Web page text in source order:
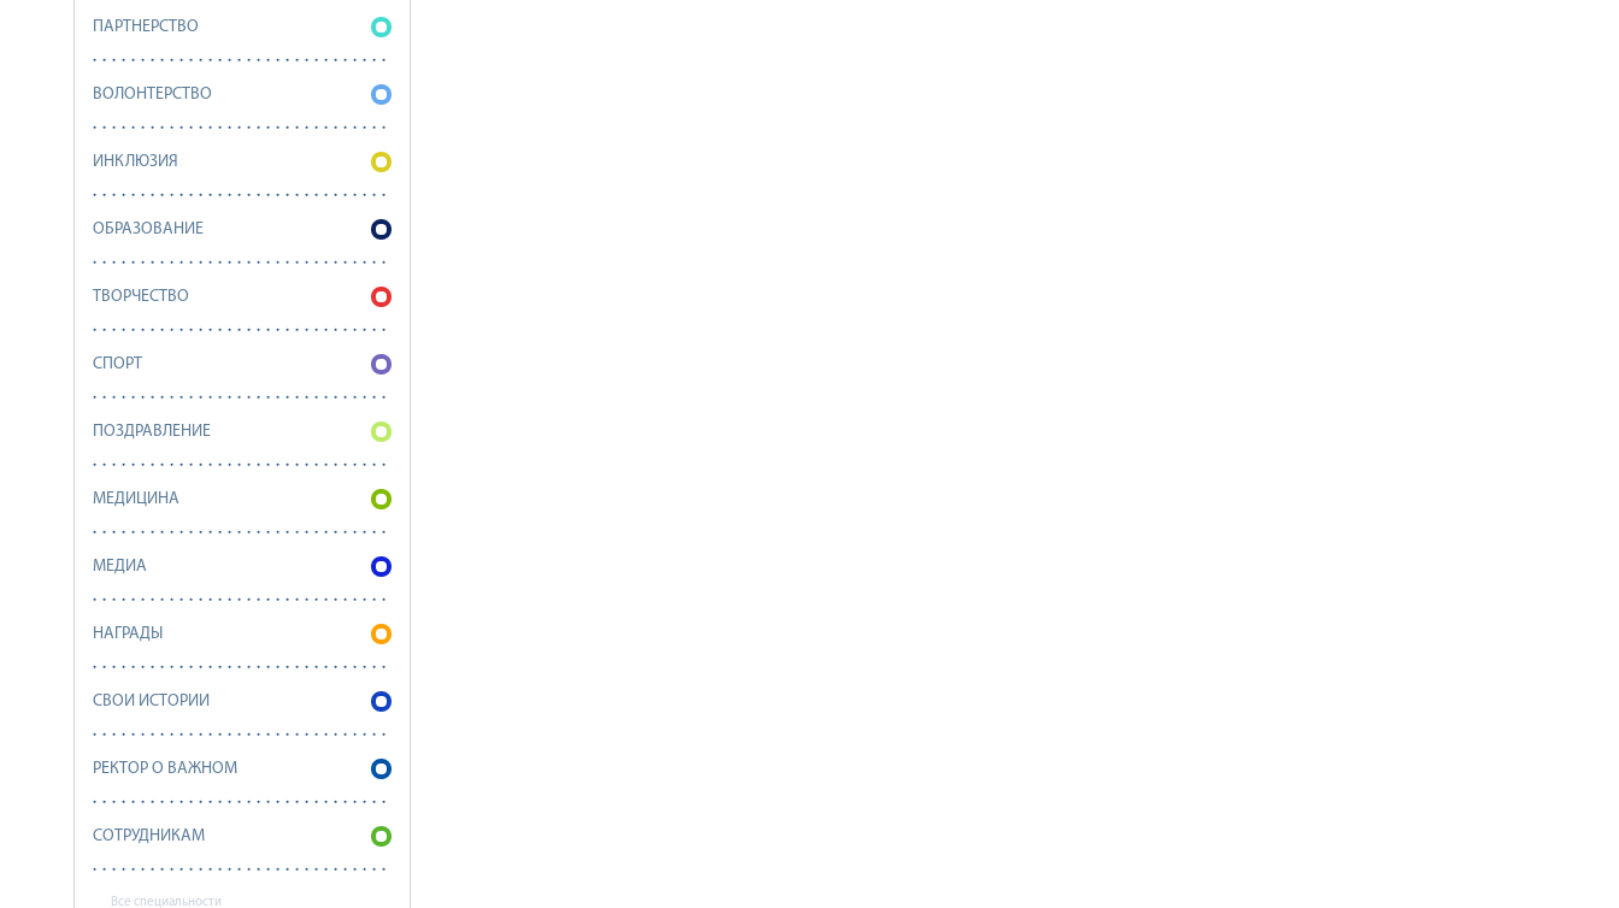
ПАРТНЕРСТВО
ВОЛОНТЕРСТВО
ИНКЛЮЗИЯ
ОБРАЗОВАНИЕ
ТВОРЧЕСТВО
СПОРТ
ПОЗДРАВЛЕНИЕ
МЕДИЦИНА
МЕДИА
НАГРАДЫ
СВОИ ИСТОРИИ
РЕКТОР О ВАЖНОМ
СОТРУДНИКАМ
Все специальности